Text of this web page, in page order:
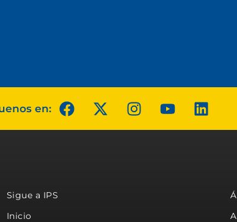
en:
Sigue a IPS
Inicio